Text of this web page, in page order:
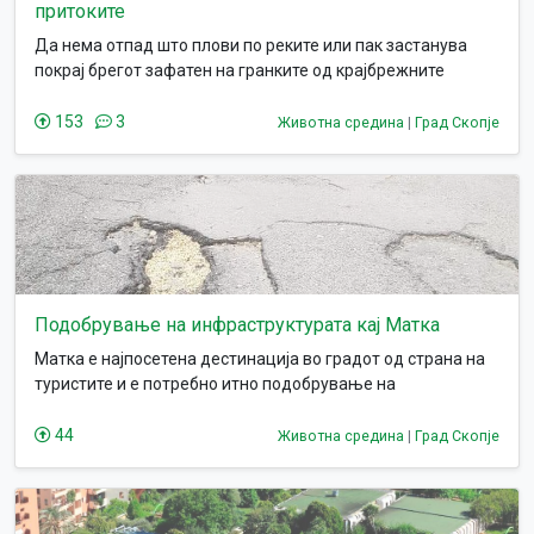
притоките
Да нема отпад што плови по реките или пак застанува
покрај брегот зафатен на гранките од крајбрежните
градот и граѓаните да уживаат во прошетките покрај
153 3 Животна средина | Град Скопје
Подобрување на инфраструктурата кај Матка
Матка е најпосетена дестинација во градот од страна на
туристите и е потребно итно подобрување на
44
Животна средина | Град Скопје